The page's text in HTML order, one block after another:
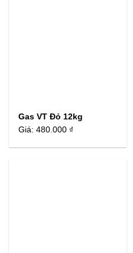
Gas VT Đỏ 12kg
Giá:480.000 ₫